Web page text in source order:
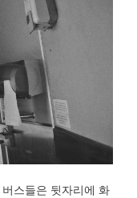
스들은 뒷자리에 화